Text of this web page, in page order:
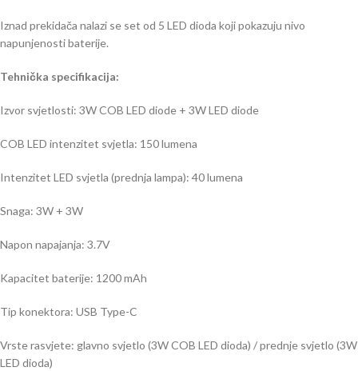
Iznad prekidača nalazi se set od 5 LED dioda koji pokazuju nivo
napunjenosti baterije.
Tehnička specifikacija:
Izvor svjetlosti: 3W COB LED diode + 3W LED diode
COB LED intenzitet svjetla: 150 lumena
Intenzitet LED svjetla (prednja lampa): 40 lumena
Snaga: 3W + 3W
Napon napajanja: 3.7V
Kapacitet baterije: 1200 mAh
Tip konektora: USB Type-C
Vrste rasvjete: glavno svjetlo (3W COB LED dioda) / prednje svjetlo (3W
LED dioda)